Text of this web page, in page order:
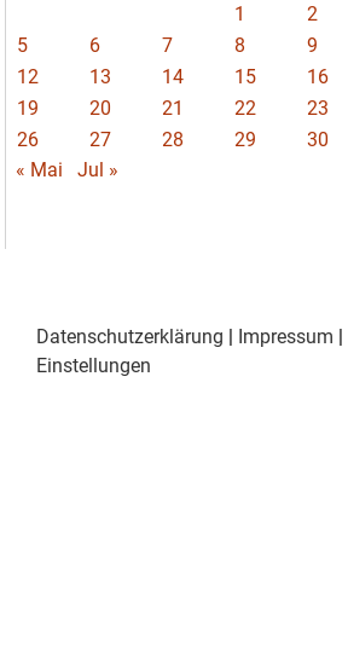
1 2
5
6 7 8 9
12
13 14 15 16
19
20 21 22 23
26
27 28 29
30
« Mai
Jul »
Datenschutzerklärung | Impressum |
Einstellungen